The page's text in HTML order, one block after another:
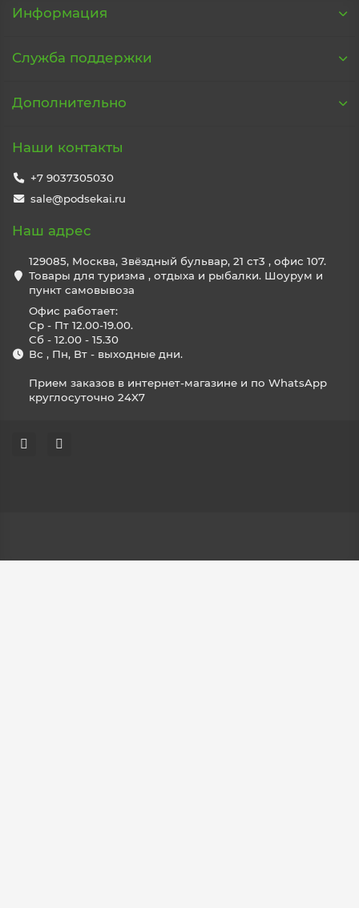
Информация
Служба поддержки
Дополнительно
Наши контакты
+7 9037305030
sale@podsekai.ru
Наш адрес
129085, Москва, Звёздный бульвар, 21 ст3 , офис 107.
Товары для туризма , отдыха и рыбалки. Шоурум и
пункт самовывоза
Офис работает:
Ср - Пт 12.00-19.00.
Сб - 12.00 - 15.30
Вс , Пн, Вт - выходные дни.
Прием заказов в интернет-магазине и по WhatsApp
круглосуточно 24X7